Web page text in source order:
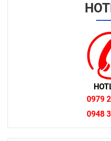
0979
0948